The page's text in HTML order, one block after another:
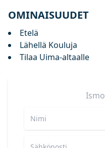
OMINAISUUDET
Etelä
Lähellä Kouluja
Tilaa Uima-altaalle
Ismo